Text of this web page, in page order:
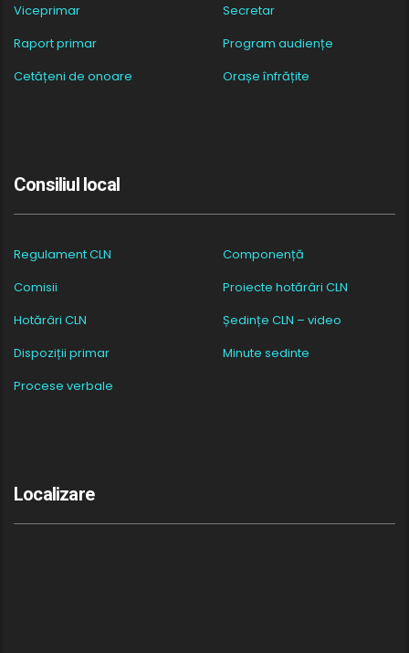
Viceprimar
Secretar
Raport primar
Program audiențe
Cetățeni de onoare
Orașe înfrățite
Consiliul local
Regulament CLN
Componență
Comisii
Proiecte hotărâri CLN
Hotărâri CLN
Ședințe CLN – video
Dispoziții primar
Minute sedinte
Procese verbale
Localizare